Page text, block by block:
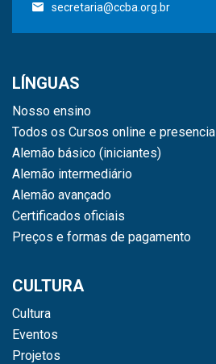
secretaria@ccba.org.br
LÍNGUAS
Nosso ensino
Todos os Cursos online e presencial
Alemão básico (iniciantes)
Alemão intermediário
Alemão avançado
Certificados oficiais
Preços e formas de pagamento
CULTURA
Cultura
Eventos
Projetos